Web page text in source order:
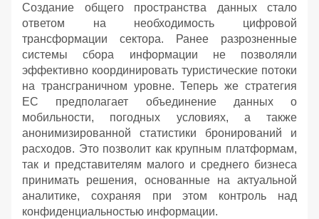
Создание общего пространства данных стало
ответом на необходимость цифровой
трансформации сектора. Ранее разрозненные
системы сбора информации не позволяли
эффективно координировать туристические потоки
на трансграничном уровне. Теперь же стратегия
ЕС предполагает объединение данных о
мобильности, погодных условиях, а также
анонимизированной статистики бронирований и
расходов. Это позволит как крупным платформам,
так и представителям малого и среднего бизнеса
принимать решения, основанные на актуальной
аналитике, сохраняя при этом контроль над
конфиденциальностью информации.